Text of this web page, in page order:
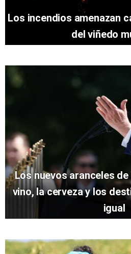
Los incendios amenazan
del viñedo
Los nuevos aranceles
vino, la cerveza y los
igual